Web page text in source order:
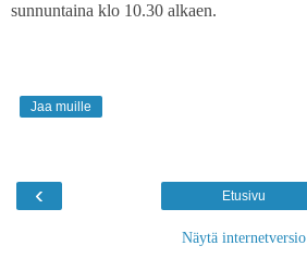
sunnuntaina klo 10.30 alkaen.
Jaa muille
‹ Etusivu
Näytä internetversio